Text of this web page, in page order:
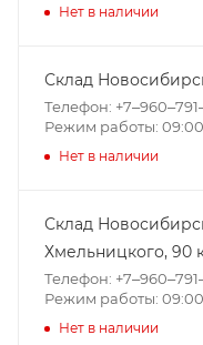
Нет в наличии
Склад
Телефон:
Режим работы: 09:00
Нет в наличии
Склад
Хмельницкого, 90
Телефон:
Режим работы: 09:00
Нет в наличии